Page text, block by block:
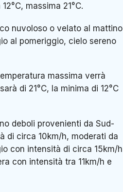
massima 21°C.
nuvoloso o velato al
al pomeriggio, cielo sereno
massima verrà
di 21°C, la minima di 12°C
deboli provenienti da Sud-
di circa 10km/h, moderati da
con intensità di circa 15km/
con intensità tra 11km/h e